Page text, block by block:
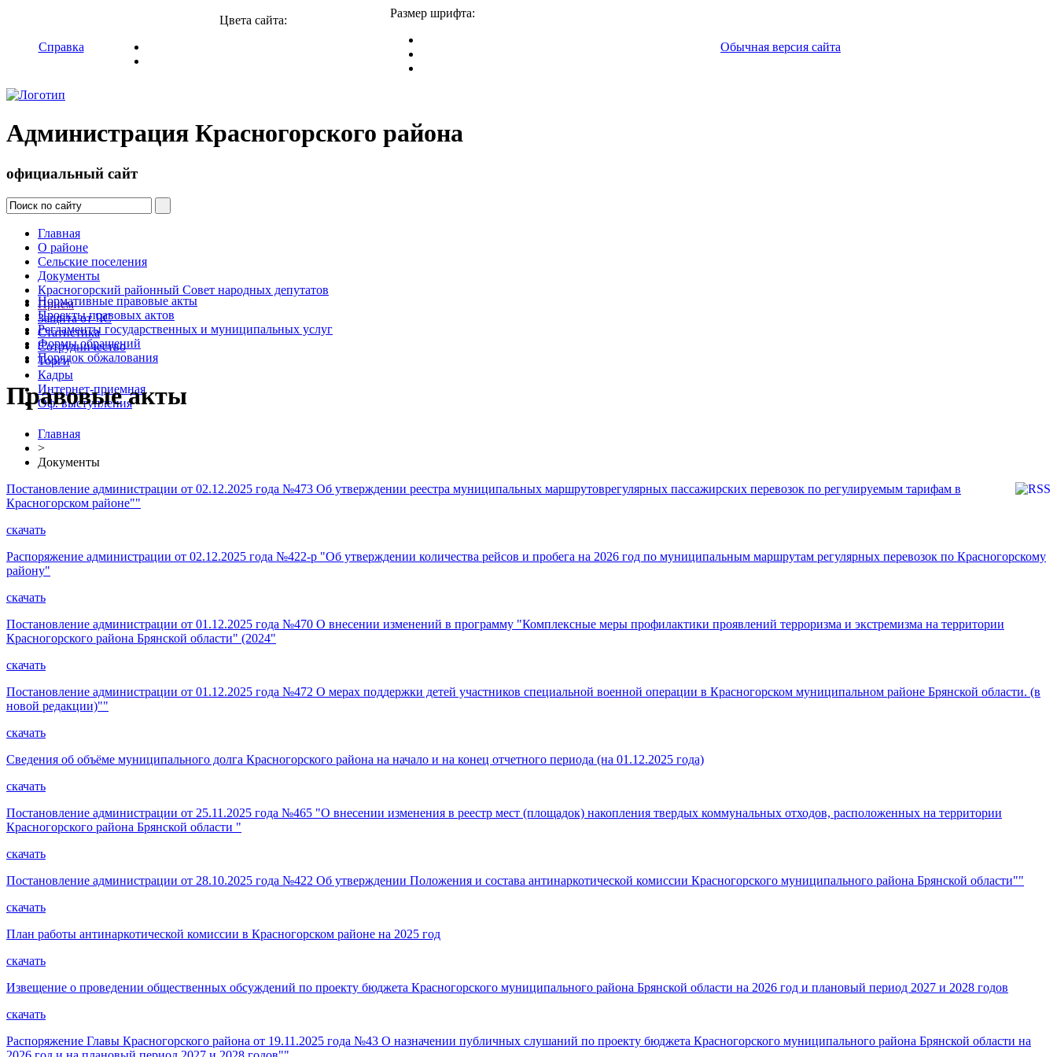
Справка
Цвета сайта:
Размер шрифта:
Обычная версия сайта
Администрация Красногорского района
официальный сайт
Главная
О районе
Сельские поселения
Документы
Красногорский районный Совет народных депутатов
Прием
Защита от ЧС
Статистика
Сотрудничество
Торги
Кадры
Интернет-приемная
Оф. выступления
Нормативные правовые акты
Проекты правовых актов
Регламенты государственных и муниципальных услуг
Формы обращений
Порядок обжалования
Правовые акты
Главная
>
Документы
Постановление администрации от 02.12.2025 года №473 Об утверждении реестра муниципальных маршрутоврегулярных пассажирских перевозок по регулируемым тарифам в
Красногорском районе""
скачать
Распоряжение администрации от 02.12.2025 года №422-р "Об утверждении количества рейсов и пробега на 2026 год по муниципальным маршрутам регулярных перевозок по Красногорскому
району"
скачать
Постановление администрации от 01.12.2025 года №470 О внесении изменений в программу "Комплексные меры профилактики проявлений терроризма и экстремизма на территории
Красногорского района Брянской области" (2024"
скачать
Постановление администрации от 01.12.2025 года №472 О мерах поддержки детей участников специальной военной операции в Красногорском муниципальном районе Брянской области. (в
новой редакции)""
скачать
Сведения об объёме муниципального долга Красногорского района на начало и на конец отчетного периода (на 01.12.2025 года)
скачать
Постановление администрации от 25.11.2025 года №465 "О внесении изменения в реестр мест (площадок) накопления твердых коммунальных отходов, расположенных на территории
Красногорского района Брянской области "
скачать
Постановление администрации от 28.10.2025 года №422 Об утверждении Положения и состава антинаркотической комиссии Красногорского муниципального района Брянской области""
скачать
План работы антинаркотической комиссии в Красногорском районе на 2025 год
скачать
Извещение о проведении общественных обсуждений по проекту бюджета Красногорского муниципального района Брянской области на 2026 год и плановый период 2027 и 2028 годов
скачать
Распоряжение Главы Красногорского района от 19.11.2025 года №43 О назначении публичных слушаний по проекту бюджета Красногорского муниципального района Брянской области на